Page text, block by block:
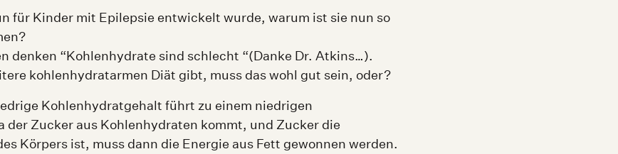
für Kinder mit Epilepsie entwickelt wurde, warum ist sie nun so
denken “Kohlenhydrate sind schlecht “(Danke Dr. Atkins…).
kohlenhydratarmen Diät gibt, muss das wohl gut sein, oder?
Kohlenhydratgehalt führt zu einem niedrigen
der Zucker aus Kohlenhydraten kommt, und Zucker die
Körpers ist, muss dann die Energie aus Fett gewonnen werden.